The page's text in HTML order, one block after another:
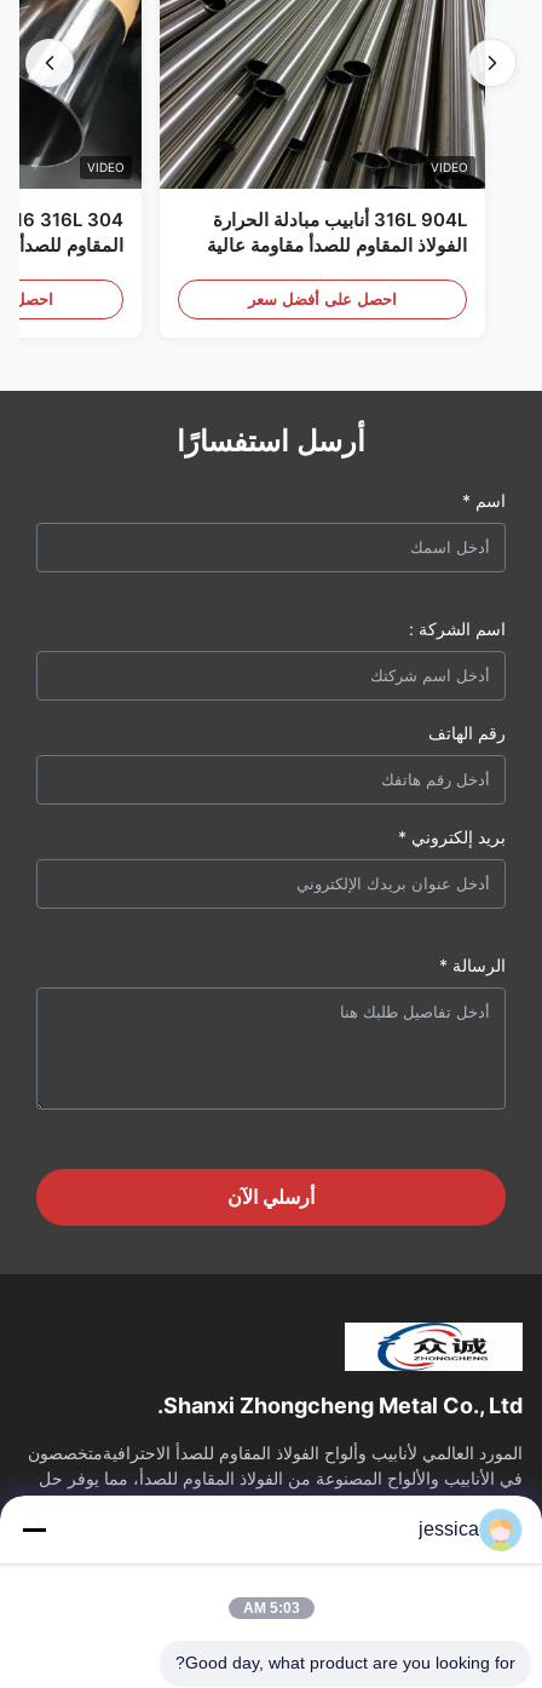
VIDEO
316L 904L أنابيب مبادلة الحرارة
الفولاذ المقاوم للصدأ مقاومة عالية
احصل على أفضل سعر
VIDEO
المدرفلة على
احصل
أرسل استفسارًا
اسم *
اسم الشركة :
رقم الهاتف
بريد إلكتروني *
الرسالة *
أرسلي الآن
Shanxi Zhongcheng Metal Co., Ltd.
المورد العالمي لأنابيب وألواح الفولاذ المقاوم للصدأ الاحترافيةمتخصصون
في الأنابيب والألواح المصنوعة من الفولاذ المقاوم للصدأ، مما يوفر حل
توريد...
روابط سريعة
جولة في المعمل
ضبط الجودة
اتصل بنا
jessica
5:03 AM
Good day, what product are you looking for?